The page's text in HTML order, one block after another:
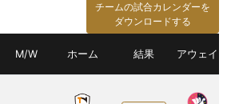
チームの試合カレンダーを
ダウンロードする
M/W ホーム 結果 アウェイ